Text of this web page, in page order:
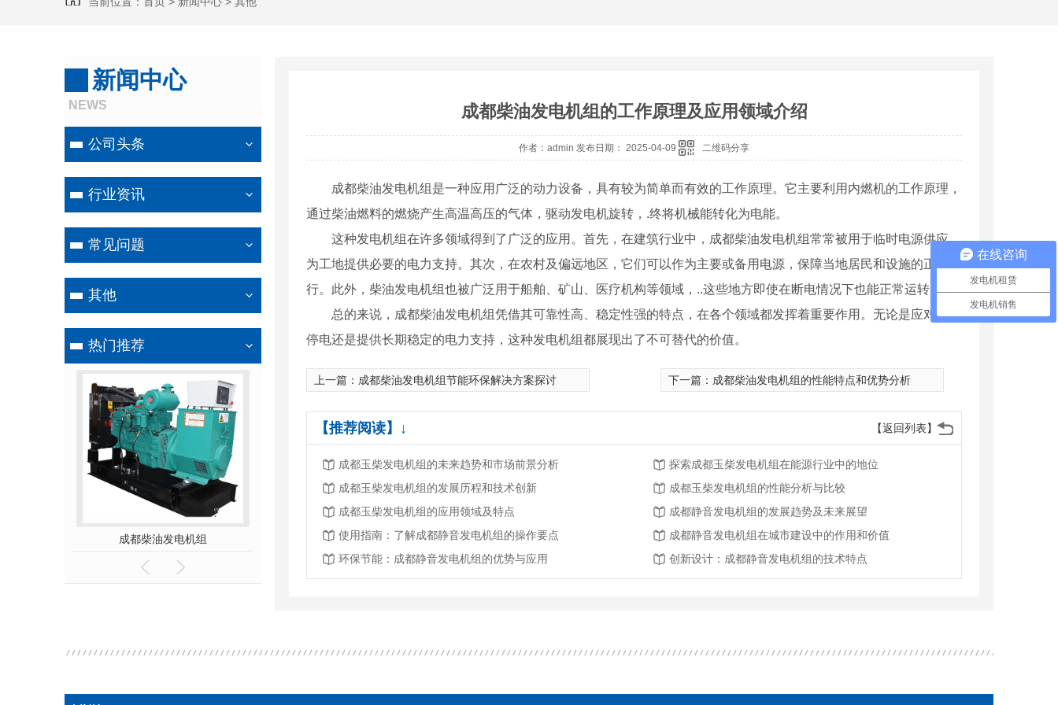
新闻中心
NEWS
公司头条
行业资讯
常见问题
其他
热门推荐
成都柴油发电机组 成都沼气发电机组 成都玉柴柴油发电机组 四川静音式发电机组 四川沃尔沃发电机
成都柴油发电机组的工作原理及应用领域介绍
作者：admin 发布日期： 2025-04-09 二维码分享
成都柴油发电机组是一种应用广泛的动力设备，具有较为简单而有效的工作原理。它主要利用内燃机的工作原理，
通过柴油燃料的燃烧产生高温高压的气体，驱动发电机旋转，.终将机械能转化为电能。
这种发电机组在许多领域得到了广泛的应用。首先，在建筑行业中，成都柴油发电机组常常被用于临时电源供应，
为工地提供必要的电力支持。其次，在农村及偏远地区，它们可以作为主要或备用电源，保障当地居民和设施的正常运
行。此外，柴油发电机组也被广泛用于船舶、矿山、医疗机构等领域，..这些地方即使在断电情况下也能正常运转。
总的来说，成都柴油发电机组凭借其可靠性高、稳定性强的特点，在各个领域都发挥着重要作用。无论是应对突发
停电还是提供长期稳定的电力支持，这种发电机组都展现出了不可替代的价值。
上一篇： 成都柴油发电机组节能环保解决方案探讨 下一篇： 成都柴油发电机组的性能特点和优势分析
【返回列表】
【推荐阅读】↓
成都玉柴发电机组的未来趋势和市场前景分析
探索成都玉柴发电机组在能源行业中的地位
成都玉柴发电机组的发展历程和技术创新
成都玉柴发电机组的性能分析与比较
成都玉柴发电机组的应用领域及特点
成都静音发电机组的发展趋势及未来展望
使用指南：了解成都静音发电机组的操作要点
成都静音发电机组在城市建设中的作用和价值
环保节能：成都静音发电机组的优势与应用
创新设计：成都静音发电机组的技术特点
在线咨询
发电机租赁
发电机销售